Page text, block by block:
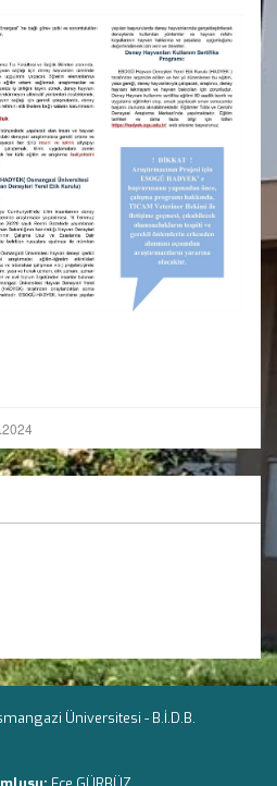
Üniversitesi - B.İ.D.B.